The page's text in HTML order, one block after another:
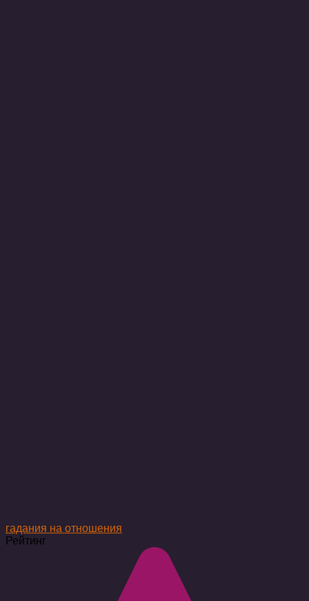
гадания на отношения
Рейтинг